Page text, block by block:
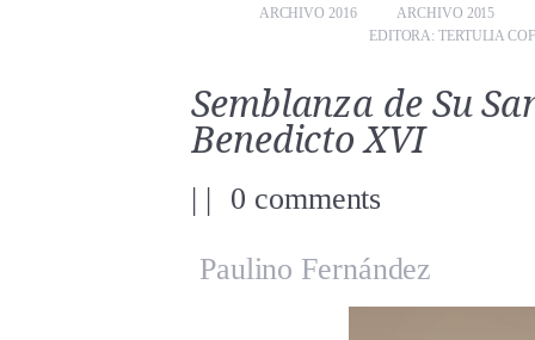
ARCHIVO 2016
ARCHIVO 2015
EDITORA: TERTULIA
Semblanza de Su
Benedicto XVI
| | 0 comments
Paulino Fernández